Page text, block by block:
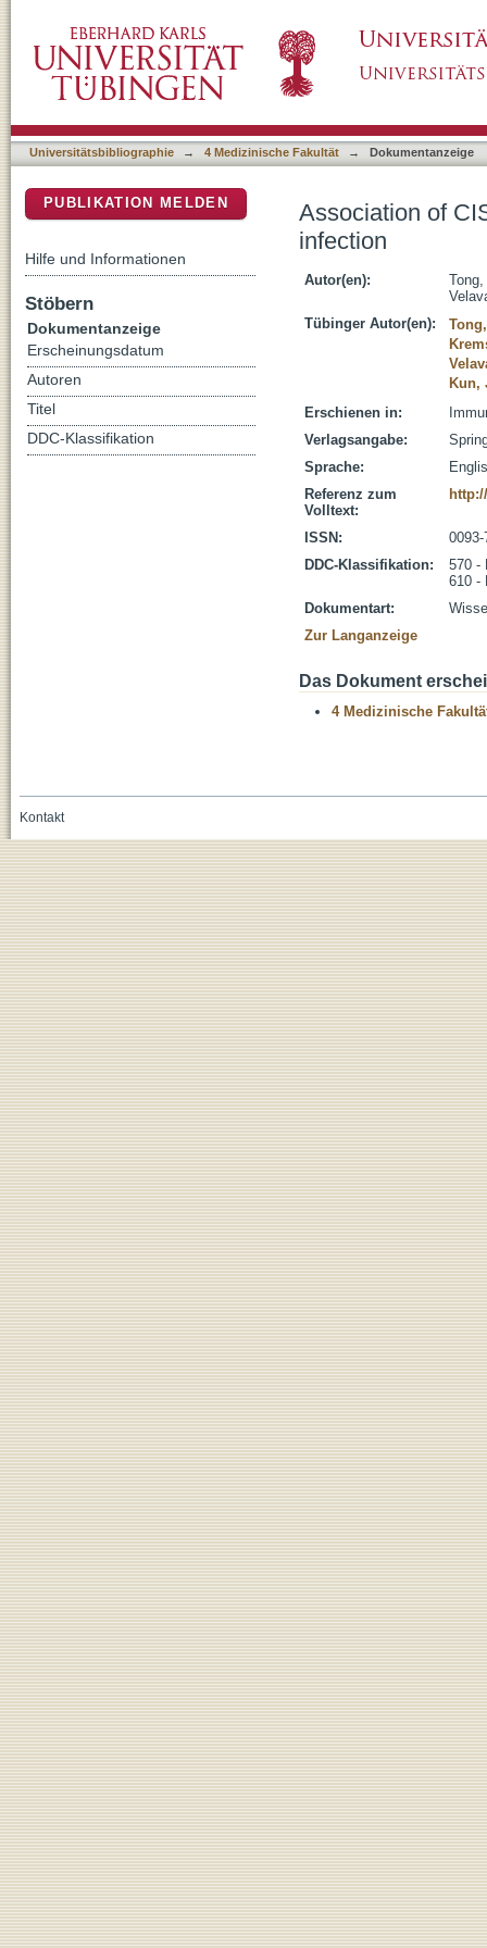
Universitätsbibliographie → 4 Medizinische Fakultät → Dokumentanzeige
Association of
infection
Autor(en):
Tübinger Autor(en):
Kun,
Erschienen in:
Verlagsangabe:
Sprache:
Referenz zum
Volltext:
ISSN:
0093-
DDC-Klassifikation:
570 -
610 -
Dokumentart:
Zur Langanzeige
Das Dokument
4 Medizinische
PUBLIKATION MELDEN
Hilfe und Informationen
Stöbern
Dokumentanzeige
Erscheinungsdatum
Autoren
Titel
DDC-Klassifikation
Kontakt